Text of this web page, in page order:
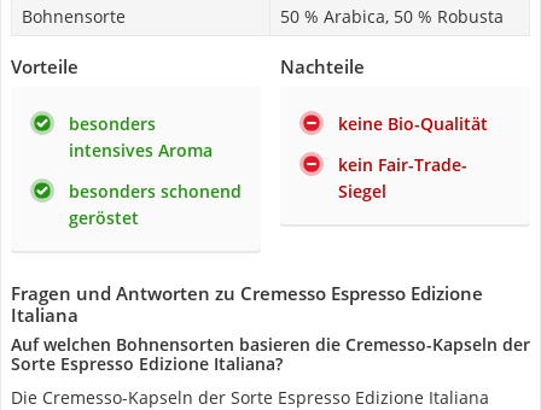
Bohnensorte
50 % Arabica, 50 % Robusta
Vorteile
besonders
intensives Aroma
besonders schonend
geröstet
Nachteile
keine Bio-Qualität
kein Fair-Trade-
Siegel
Fragen und Antworten zu Cremesso Espresso Edizione
Italiana
Auf welchen Bohnensorten basieren die Cremesso-Kapseln der
Sorte Espresso Edizione Italiana?
Die Cremesso-Kapseln der Sorte Espresso Edizione Italiana